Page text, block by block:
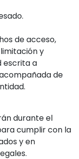
de acceso,
y
escrita a
de
durante el
cumplir con la
y en